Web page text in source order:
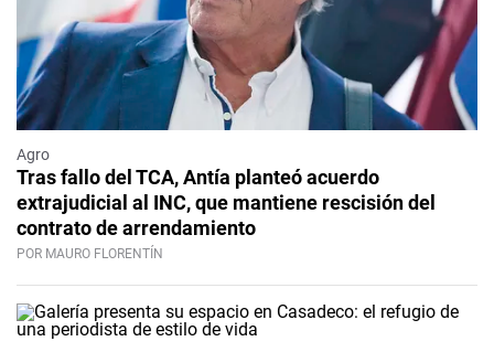
Agro
Tras fallo del TCA, Antía planteó acuerdo
extrajudicial al INC, que mantiene rescisión del
contrato de arrendamiento
POR MAURO FLORENTÍN